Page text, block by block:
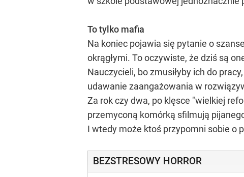
To tylko mafia
Na koniec pojawia się pytanie o
okrągłymi. To oczywiste, że dziś są
Nauczycieli, bo zmusiłyby ich do
udawanie zaangażowania w
Za rok czy dwa, po klęsce "wielkiej
przemyconą komórką sfilmują
I wtedy może ktoś przypomni sobie o
BEZSTRESOWY HORROR